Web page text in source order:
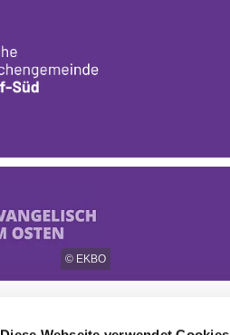
© EKBO